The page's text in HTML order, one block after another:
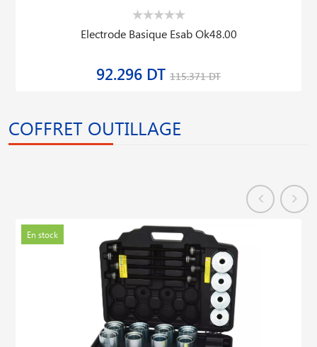
Electrode Basique Esab Ok48.00
92.296 DT 115.371 DT
COFFRET OUTILLAGE
En stock